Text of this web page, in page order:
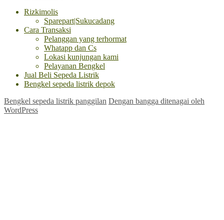
Rizkimolis
Sparepart|Sukucadang
Cara Transaksi
Pelanggan yang terhormat
Whatapp dan Cs
Lokasi kunjungan kami
Pelayanan Bengkel
Jual Beli Sepeda Listrik
Bengkel sepeda listrik depok
Bengkel sepeda listrik panggilan Dengan bangga ditenagai oleh
WordPress